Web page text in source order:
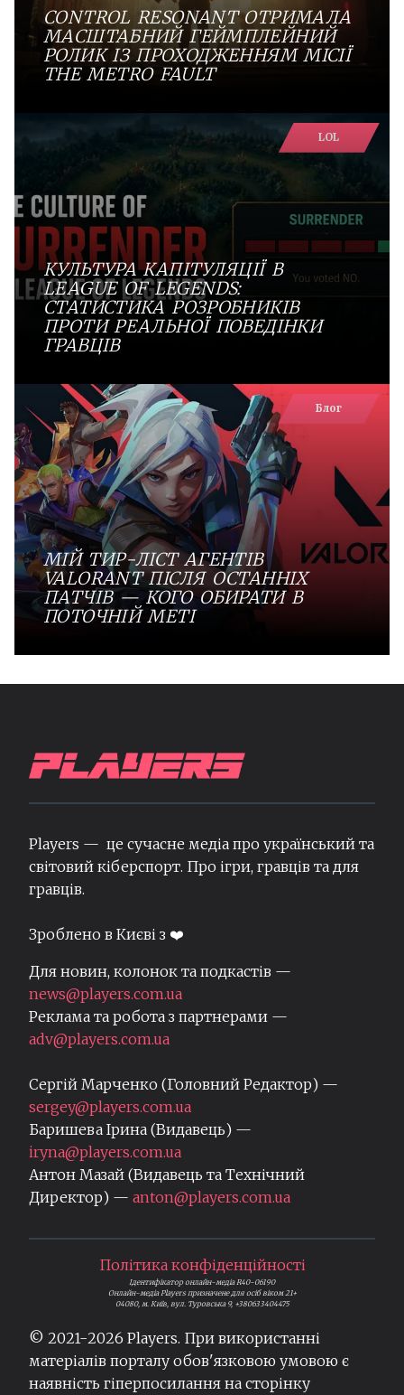
CONTROL RESONANT ОТРИМАЛА
МАСШТАБНИЙ ГЕЙМПЛЕЙНИЙ
РОЛИК ІЗ ПРОХОДЖЕННЯМ МІСІЇ
THE METRO FAULT
LOL
КУЛЬТУРА КАПІТУЛЯЦІЇ В
LEAGUE OF LEGENDS:
СТАТИСТИКА РОЗРОБНИКІВ
ПРОТИ РЕАЛЬНОЇ ПОВЕДІНКИ
ГРАВЦІВ
Блог
МІЙ ТИР-ЛІСТ АГЕНТІВ
VALORANT ПІСЛЯ ОСТАННІХ
ПАТЧІВ — КОГО ОБИРАТИ В
ПОТОЧНІЙ МЕТІ
Players — це сучасне медіа про український та
світовий кіберспорт. Про ігри, гравців та для
гравців.
Зроблено в Києві з ❤️
Для новин, колонок та подкастів —
news@players.com.ua
Реклама та робота з партнерами —
adv@players.com.ua
Сергій Марченко (Головний Редактор) —
sergey@players.com.ua
Баришева Ірина (Видавець) —
iryna@players.com.ua
Антон Мазай (Видавець та Технічний
Директор) — anton@players.com.ua
Політика конфіденційності
Ідентифікатор онлайн-медіа R40-06190
Онлайн-медіа Players призначене для осіб віком 21+
04080, м. Київ, вул. Туровська 9, +380633404475
© 2021-2026 Players. При використанні
матеріалів порталу обов'язковою умовою є
наявність гіперпосилання на сторінку